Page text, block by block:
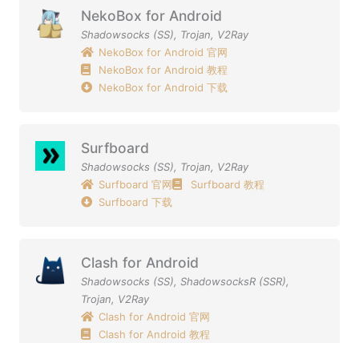
NekoBox for Android
Shadowsocks (SS), Trojan, V2Ray
NekoBox for Android 官网
NekoBox for Android 教程
NekoBox for Android 下载
Surfboard
Shadowsocks (SS), Trojan, V2Ray
Surfboard 官网
Surfboard 教程
Surfboard 下载
Clash for Android
Shadowsocks (SS), ShadowsocksR (SSR),
Trojan, V2Ray
Clash for Android 官网
Clash for Android 教程